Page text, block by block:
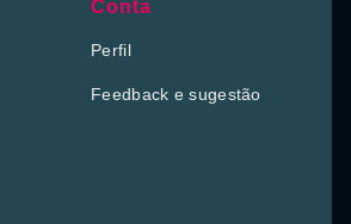
Conta
Perfil
Feedback e sugestão